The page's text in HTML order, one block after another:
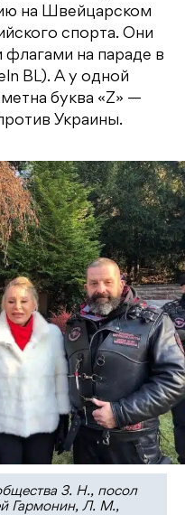
на Швейцарском
спорта. Они
флагами на параде в
BL). А у одной
буква «Z» —
Украины.
З. Н., посол
Гармонин, Л. М.,